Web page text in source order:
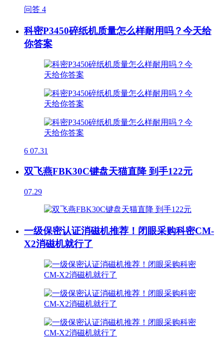
问答 4
科密P3450碎纸机质量怎么样耐用吗？今天给
你答案
6 07.31
双飞燕FBK30C键盘天猫直降 到手122元
07.29
一级保密认证消磁机推荐！闭眼采购科密CM-
X2消磁机就行了